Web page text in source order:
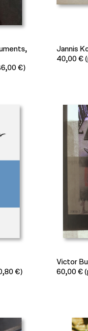
€)
Jannis
40,00 €
€)
Victor
60,00 €